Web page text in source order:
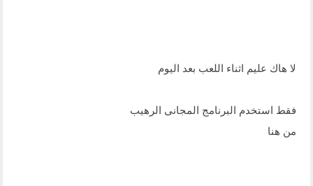
لا هاك عليم اثناء اللعب بعد اليوم
فقط استخدم البرنامج المجانى الرهيب
من هنا